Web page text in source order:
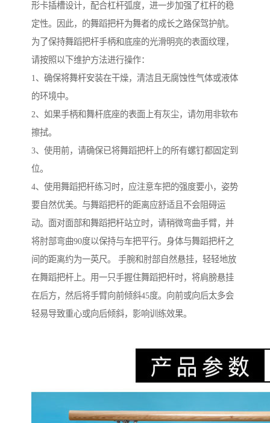
形卡插槽设计，配合杠杆弧度，进一步加强了杠杆的稳
定性。因此，的舞蹈把杆为舞者的成长之路保驾护航。
为了保持舞蹈把杆手柄和底座的光滑明亮的表面纹理，
请按照以下维护方法进行操作：
1、确保将舞杆安装在干燥，清洁且无腐蚀性气体或液体
的环境中。
2、如果手柄和舞杆底座的表面上有灰尘，请勿用非软布
擦拭。
3、使用前，请确保已将舞蹈把杆上的所有螺钉都固定到
位。
4、使用舞蹈把杆练习时，应注意车把的强度要小，姿势
要自然优美。与舞蹈把杆的距离应舒适且不会阻碍运
动。面对面部和舞蹈把杆站立时，请稍微弯曲手臂，并
将肘部弯曲90度以保持与车把平行。身体与舞蹈把杆之
间的距离约为一英尺。 手腕和肘部自然悬挂，轻轻地放
在舞蹈把杆上。用一只手握住舞蹈把杆时，将肩膀悬挂
在后方，然后将手臂向前倾斜45度。向前或向后太多会
轻易导致重心或向后倾斜，影响训练效果。